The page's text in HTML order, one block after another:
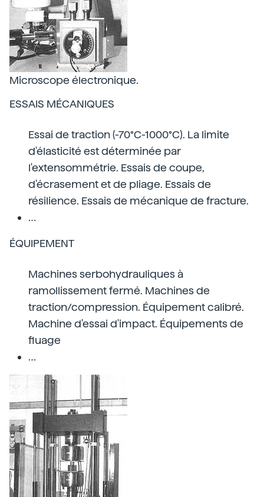
Microscope électronique.
ESSAIS MÉCANIQUES
Essai de traction (-70°C-1000°C). La limite
d'élasticité est déterminée par
l'extensommétrie. Essais de coupe,
d'écrasement et de pliage. Essais de
résilience. Essais de mécanique de fracture.
…
ÉQUIPEMENT
Machines serbohydrauliques à
ramollissement fermé. Machines de
traction/compression. Équipement calibré.
Machine d'essai d'impact. Équipements de
fluage
…